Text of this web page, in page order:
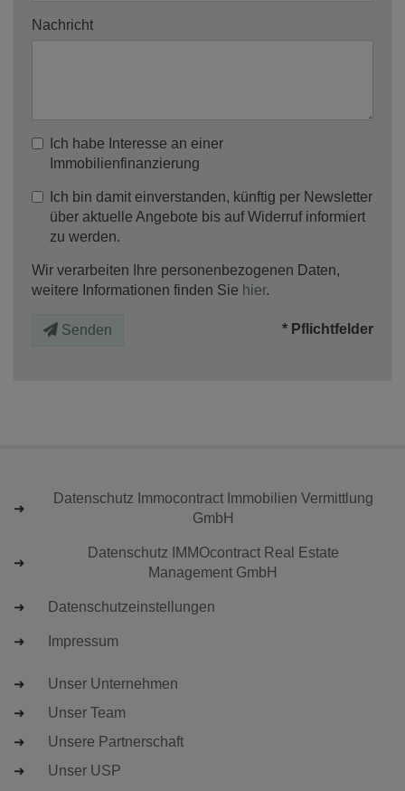
Nachricht
Ich habe Interesse an einer
Immobilienfinanzierung
Ich bin damit einverstanden, künftig per Newsletter
über aktuelle Angebote bis auf Widerruf informiert
zu werden.
Wir verarbeiten Ihre personenbezogenen Daten,
weitere Informationen finden Sie hier.
Senden * Pflichtfelder
Datenschutz Immocontract Immobilien Vermittlung
GmbH
Datenschutz IMMOcontract Real Estate
Management GmbH
Datenschutzeinstellungen
Impressum
Unser Unternehmen
Unser Team
Unsere Partnerschaft
Unser USP